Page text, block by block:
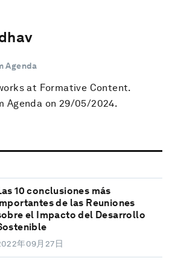
Agenda
at Formative Content.
Agenda on 29/05/2024.
10 conclusiones más
de las Reuniones
el Impacto del Desarrollo
年09月27日